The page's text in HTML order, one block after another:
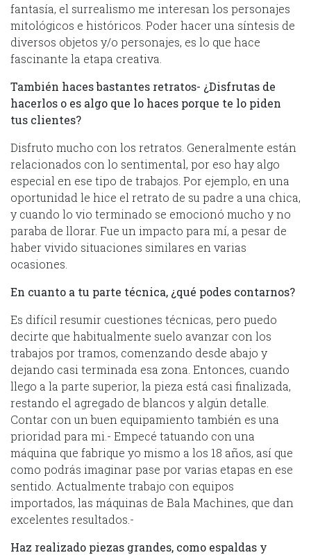
fantasía, el surrealismo me interesan los personajes
mitológicos e históricos. Poder hacer una síntesis de
diversos objetos y/o personajes, es lo que hace
fascinante la etapa creativa.
También haces bastantes retratos- ¿Disfrutas de
hacerlos o es algo que lo haces porque te lo piden
tus clientes?
Disfruto mucho con los retratos. Generalmente están
relacionados con lo sentimental, por eso hay algo
especial en ese tipo de trabajos. Por ejemplo, en una
oportunidad le hice el retrato de su padre a una chica,
y cuando lo vio terminado se emocionó mucho y no
paraba de llorar. Fue un impacto para mí, a pesar de
haber vivido situaciones similares en varias
ocasiones.
En cuanto a tu parte técnica, ¿qué podes contarnos?
Es difícil resumir cuestiones técnicas, pero puedo
decirte que habitualmente suelo avanzar con los
trabajos por tramos, comenzando desde abajo y
dejando casi terminada esa zona. Entonces, cuando
llego a la parte superior, la pieza está casi finalizada,
restando el agregado de blancos y algún detalle.
Contar con un buen equipamiento también es una
prioridad para mi.- Empecé tatuando con una
máquina que fabrique yo mismo a los 18 años, así que
como podrás imaginar pase por varias etapas en ese
sentido. Actualmente trabajo con equipos
importados, las máquinas de Bala Machines, que dan
excelentes resultados.-
Haz realizado piezas grandes, como espaldas y